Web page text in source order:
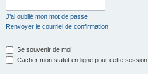
J’ai oublié mon mot de passe
Renvoyer le courriel de confirmation
Se souvenir de moi
Cacher mon statut en ligne pour cette session